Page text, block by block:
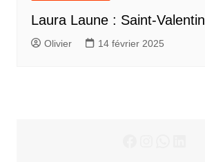
Laura Laune : Saint-Valentin
Olivier 14 février 2025